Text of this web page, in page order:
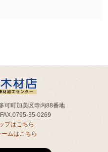
可町加美区寺内88番地
35-0269
プはこちら
ムはこちら